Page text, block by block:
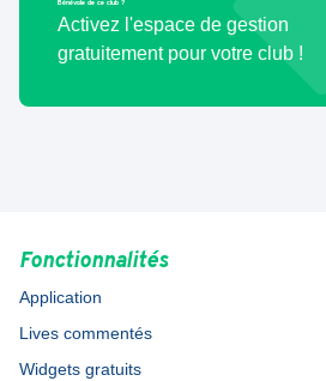
Bénévole de ce club ?
Activez l'espace de gestion
gratuitement pour votre club !
Fonctionnalités
Application
Lives commentés
Widgets gratuits